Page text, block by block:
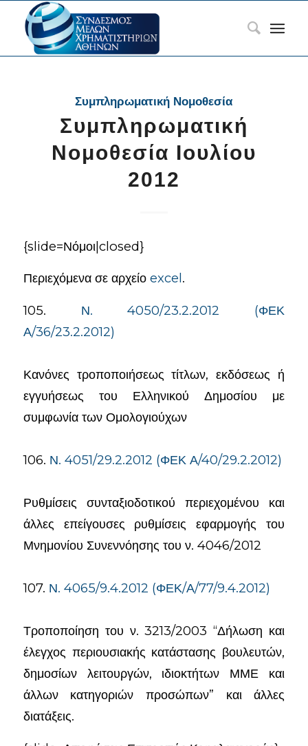
Συμπληρωματική Νομοθεσία
Συμπληρωματική
Νομοθεσία Ιουλίου
2012
{slide=Νόμοι|closed}
Περιεχόμενα σε αρχείο excel.
105. Ν. 4050/23.2.2012 (ΦΕΚ
Α/36/23.2.2012)
Κανόνες τροποποιήσεως τίτλων, εκδόσεως ή
εγγυήσεως του Ελληνικού Δημοσίου με
συμφωνία των Ομολογιούχων
106. Ν. 4051/29.2.2012 (ΦΕΚ Α/40/29.2.2012)
Ρυθμίσεις συνταξιοδοτικού περιεχομένου και
άλλες επείγουσες ρυθμίσεις εφαρμογής του
Μνημονίου Συνεννόησης του ν. 4046/2012
107. Ν. 4065/9.4.2012 (ΦΕΚ/Α/77/9.4.2012)
Τροποποίηση του ν. 3213/2003 “Δήλωση και
έλεγχος περιουσιακής κατάστασης βουλευτών,
δημοσίων λειτουργών, ιδιοκτήτων ΜΜΕ και
άλλων κατηγοριών προσώπων” και άλλες
διατάξεις.